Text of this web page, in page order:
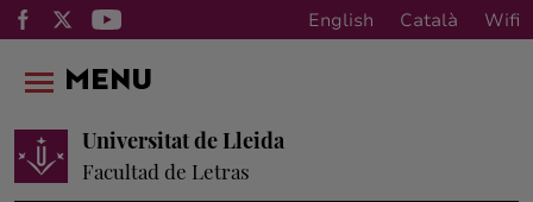
English Català Wifi
Universitat de Lleida
Facultad de Letras
MENU